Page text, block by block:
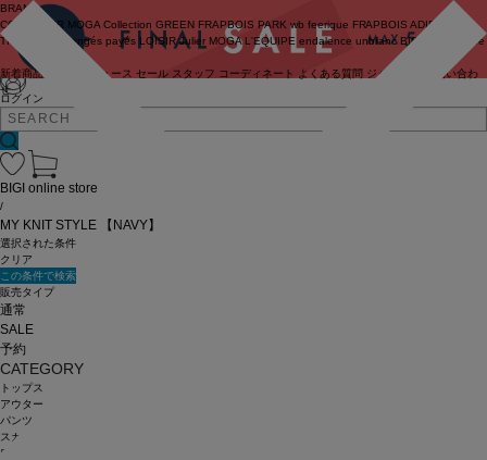
ログイン
BRAND
COUTURIER MOGA Collection GREEN FRAPBOIS PARK wb feerique FRAPBOIS ADIEU
TRISTESSE
congés payés LOISIR Julier MOGA L'EQUIPE endalence unbilanc BIGI online store
新着商品 ニュース セール スタッフ コーディネート よくある質問 ジャーナル
お問い合わ
せ
BIGI online store
/
MY KNIT STYLE 【NAVY】
選択された条件
クリア
この条件で検索
販売タイプ
通常
SALE
予約
CATEGORY
トップス
アウター
パンツ
スカート
ワンピース